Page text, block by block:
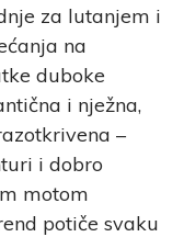
za lutanjem i
na
duboke
i nježna,
–
i dobro
motom
potiče svaku